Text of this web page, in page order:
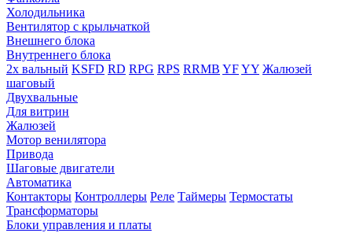
Холодильника
Вентилятор с крыльчаткой
Внешнего блока
Внутреннего блока
2х вальный KSFD RD RPG RPS RRMB YFYY Жалюзей
шаговый
Двухвальные
Для витрин
Жалюзей
Мотор венилятора
Привода
Шаговые двигатели
Автоматика
Контакторы Контроллеры Реле Таймеры Термостаты
Трансформаторы
Блоки управления и платы